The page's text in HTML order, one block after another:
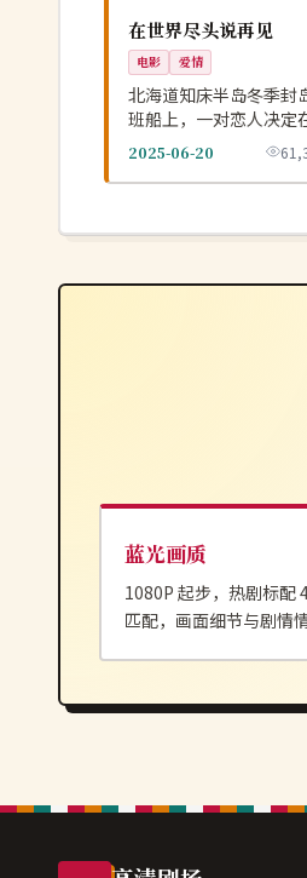
日本
在世界尽头说再见
电影 爱情
北海道知床半岛冬季封
班船上，一对恋人决定
办没能说出口的告别。
2025-06-20
蓝光画质
1080P 起步，热剧标配
匹配，画面细节与剧情